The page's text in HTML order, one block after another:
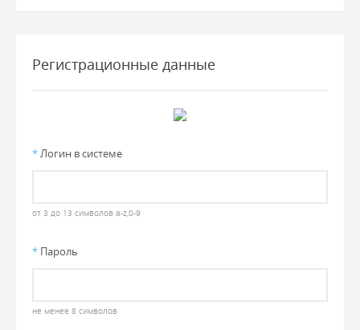
Регистрационные данные
*Логин в системе
от 3 до 13 символов a-z,0-9
* Пароль
не менее 8 символов